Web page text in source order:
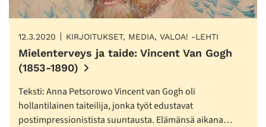
12.3.2020 KIRJOITUKSET, MEDIA, VALOA! -LEHTI
Mielenterveys ja taide: Vincent Van Gogh
(1853-1890)
Teksti: Anna Petsorowo Vincent van Gogh oli
hollantilainen taiteilija, jonka työt edustavat
postimpressionistista suuntausta. Elämänsä aikana…